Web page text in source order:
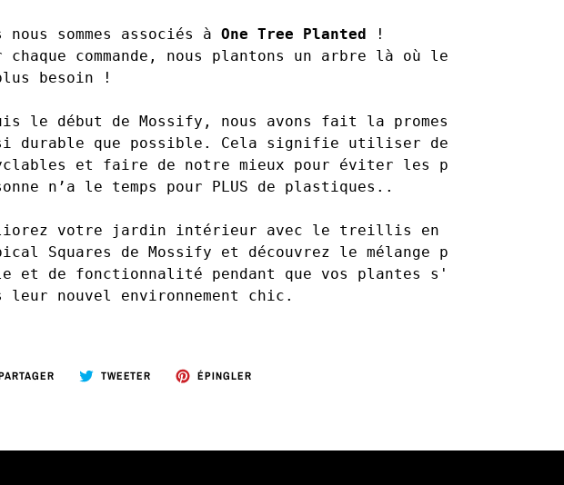
nous sommes associés à One Tree Planted !
chaque commande, nous plantons un arbre là où le monde en a
besoin !
le début de Mossify, nous avons fait la promesse d'être
durable que possible. Cela signifie utiliser des matériaux
et faire de notre mieux pour éviter les plastiques !
n’a le temps pour PLUS de plastiques..
votre jardin intérieur avec le treillis en bois
Squares de Mossify et découvrez le mélange parfait de
et de fonctionnalité pendant que vos plantes
leur nouvel environnement chic.
PARTAGER
SUR
TWEETER TWEETERÉPINGLER